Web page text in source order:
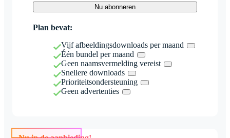
Nu abonneren
Plan bevat:
Vijf afbeeldingsdownloads per maand
Één bundel per maand
Geen naamsvermelding vereist
Snellere downloads
Prioriteitsondersteuning
Geen advertenties
Nu in de aanbieding!